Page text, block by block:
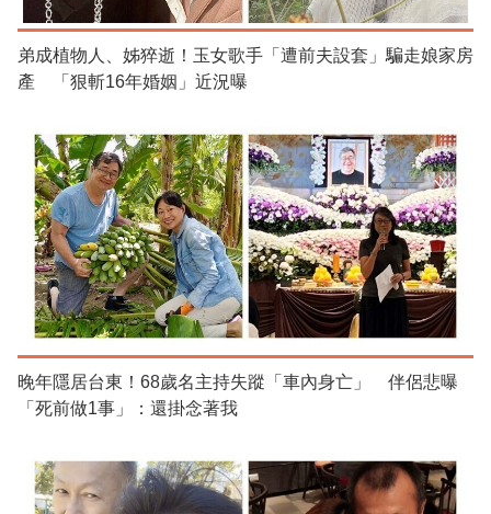
弟成植物人、姊猝逝！玉女歌手「遭前夫設套」騙走娘家房
產 「狠斬16年婚姻」近況曝
晚年隱居台東！68歲名主持失蹤「車內身亡」 伴侶悲曝
「死前做1事」：還掛念著我